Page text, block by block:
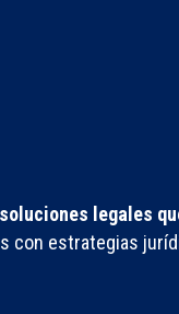
legales
con estrategias